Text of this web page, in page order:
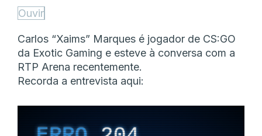
Ouvir
Carlos “Xaims” Marques é jogador de CS:GO
da Exotic Gaming e esteve à conversa com a
RTP Arena recentemente.
Recorda a entrevista aqui: